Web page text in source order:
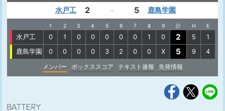
水戸工 2 - 5 鹿島学園
1 2 3 4 5 6 7 8 9 計 H E
水戸工 0 1 0 0 0 0 0 1 0 2 5
1
鹿島学園
0 0 0 0 3 2 0 0 X 5 9
4
メンバー
ボックススコア テキスト速報 先発情報